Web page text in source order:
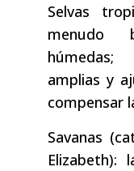
Selvas
menudo
amplias y
compensar
Savanas
Elizabeth):